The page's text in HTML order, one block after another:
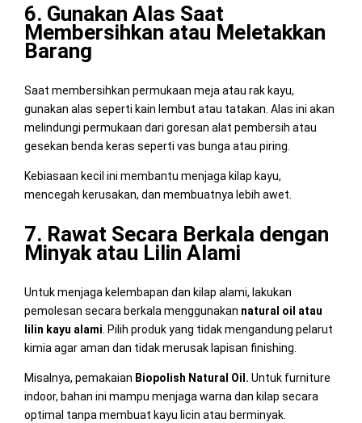
6. Gunakan Alas Saat
Membersihkan atau Meletakkan
Barang
Saat membersihkan permukaan meja atau rak kayu,
gunakan alas seperti kain lembut atau tatakan. Alas ini akan
melindungi permukaan dari goresan alat pembersih atau
gesekan benda keras seperti vas bunga atau piring.
Kebiasaan kecil ini membantu menjaga kilap kayu,
mencegah kerusakan, dan membuatnya lebih awet.
7. Rawat Secara Berkala dengan
Minyak atau Lilin Alami
Untuk menjaga kelembapan dan kilap alami, lakukan
pemolesan secara berkala menggunakan natural oil atau
lilin kayu alami . Pilih produk yang tidak mengandung pelarut
kimia agar aman dan tidak merusak lapisan finishing.
Misalnya, pemakaian Biopolish Natural Oil. Untuk furniture
indoor, bahan ini mampu menjaga warna dan kilap secara
optimal tanpa membuat kayu licin atau berminyak.